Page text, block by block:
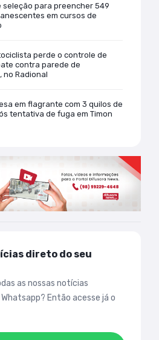
seleção para preencher 549
em cursos de
perde o controle de
contra parede de
no Radional
em flagrante com 3 quilos de
tentativa de fuga em Timon
direto do seu
as nossas notícias
Então acesse já o